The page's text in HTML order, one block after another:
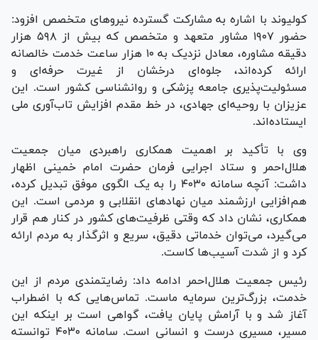
کولیوند با اشاره به مشارکت گسترده نیرو‌های متخصص افزود:
حضور ۱۹۰۷ مشاور متعهد و متخصص که بیش از ۵۹۸ هزار
دقیقه مشاوره، معادل نزدیک به ۱۰ هزار ساعت خدمت خالصانه
ارائه کرده‌اند، جلوه‌ای درخشان از غیرت حرفه‌ای و
مسئولیت‌پذیری جامعه پزشکی و روانشناسی کشور است. این
عزیزان با روحیه‌ای جهادی، در خط مقدم افزایش تاب‌آوری ملی
ایستاده‌اند.
وی با تأکید بر اهمیت همکاری راهبردی میان جمعیت
هلال‌احمر و ستاد اجرایی فرمان حضرت امام خمینی اظهار
داشت: آنچه سامانه ۴۰۳۰ را به یک الگوی موفق تبدیل کرده،
هم‌افزایی ارزشمند میان نهاد‌های انقلابی و مردمی است. این
همکاری، نشان داد که وقتی ظرفیت‌های کشور در کنار هم قرار
می‌گیرد، می‌توان خدماتی دقیق، سریع و اثرگذار به مردم ارائه
کرد و از شدت آسیب‌ها کاست.
رئیس جمعیت هلال‌احمر ادامه داد: رضایتمندی مردم از این
خدمت، بزرگ‌ترین سرمایه ماست. تماس‌هایی که با اضطراب
آغاز شد و با آرامش پایان یافت، گواهی است بر اینکه این
مسیر، مسیری درست و انسانی است. سامانه ۴۰۳۰ توانسته